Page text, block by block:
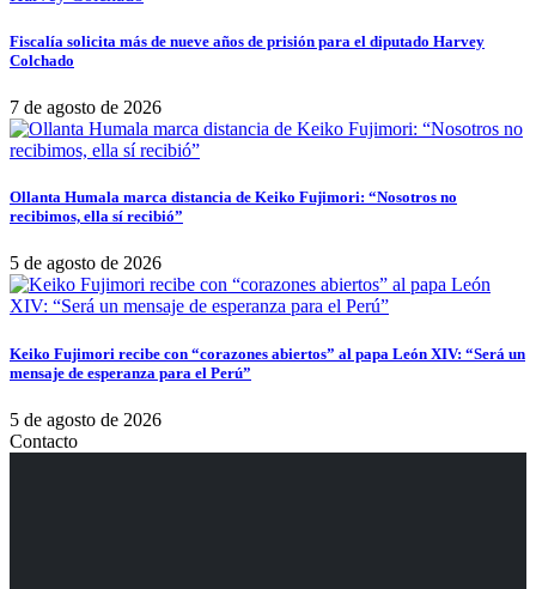
Fiscalía solicita más de nueve años de prisión para el diputado Harvey
Colchado
7 de agosto de 2026
Ollanta Humala marca distancia de Keiko Fujimori: “Nosotros no
recibimos, ella sí recibió”
5 de agosto de 2026
Keiko Fujimori recibe con “corazones abiertos” al papa León XIV: “Será un
mensaje de esperanza para el Perú”
5 de agosto de 2026
Contacto